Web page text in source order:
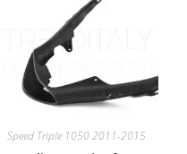
Speed Triple 1050 2011-2015